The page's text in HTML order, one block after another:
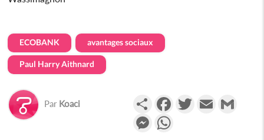
ECOBANK avantages sociaux
Paul Harry Aithnard
Par Koaci PartagerFacebookTwitterEmail
Messenger